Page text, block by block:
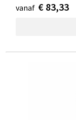
vanaf € 83,33